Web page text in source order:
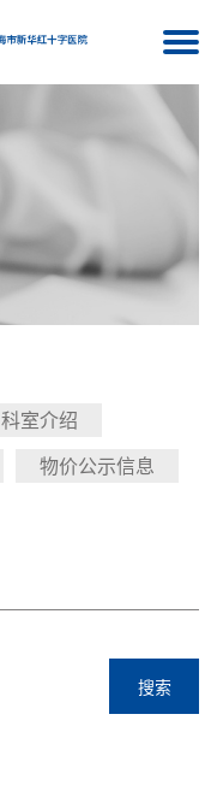
科室介绍
物价公示信息
搜索